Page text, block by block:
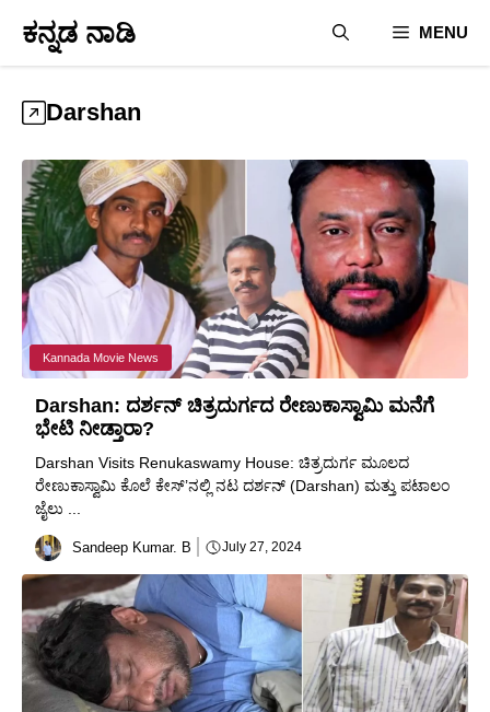
content
ಕನ್ನಡ ನಾಡಿ MENU
Darshan
Kannada Movie News
Darshan: ದರ್ಶನ್ ಚಿತ್ರದುರ್ಗದ ರೇಣುಕಾಸ್ವಾಮಿ ಮನೆಗೆ
ಭೇಟಿ ನೀಡ್ತಾರಾ?
Darshan Visits Renukaswamy House: ಚಿತ್ರದುರ್ಗ ಮೂಲದ
ರೇಣುಕಾಸ್ವಾಮಿ ಕೊಲೆ ಕೇಸ್’ನಲ್ಲಿ ನಟ ದರ್ಶನ್‌ (Darshan) ಮತ್ತು ಪಟಾಲಂ
‌ಜೈಲು ...
Sandeep Kumar. B July 27, 2024